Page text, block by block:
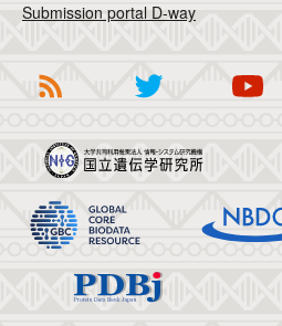
Submission portal D-way